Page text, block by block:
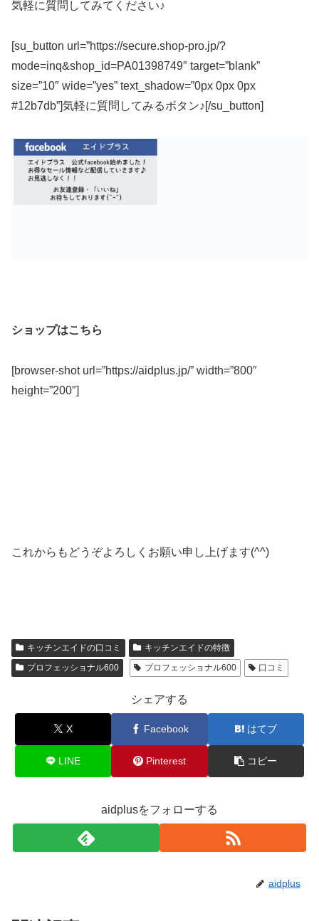
気軽に質問してみてください♪
[su_button url=”https://secure.shop-pro.jp/?
mode=inq&shop_id=PA01398749″ target=”blank”
size=”10″ wide=”yes” text_shadow=”0px 0px 0px
#12b7db”]気軽に質問してみるボタン♪[/su_button]
ショップはこちら
[browser-shot url=”https://aidplus.jp/” width=”800″
height=”200″]
これからもどうぞよろしくお願い申し上げます(^^)
キッチンエイドの口コミ
キッチンエイドの特徴
プロフェッショナル600
プロフェッショナル600 口コミ
シェアする
X Facebook はてブ
LINE Pinterest コピー
aidplusをフォローする
aidplus